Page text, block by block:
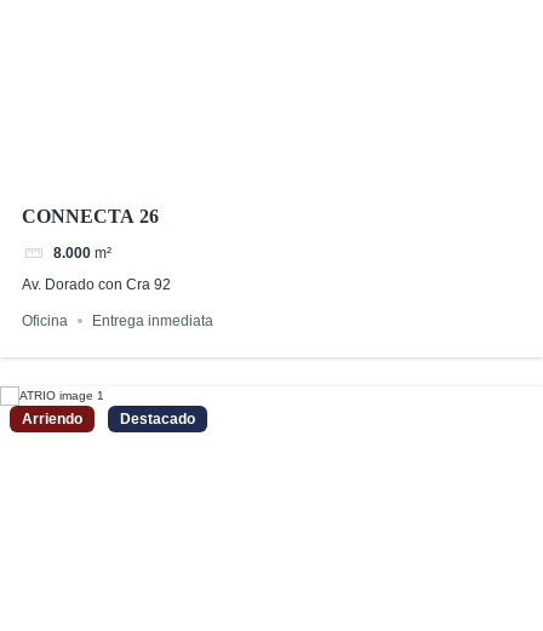
CONNECTA 26
8.000 m²
Av. Dorado con Cra 92
Oficina Entrega inmediata
Arriendo Destacado